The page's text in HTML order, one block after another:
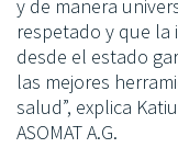
y de manera
respetado y que la
desde el estado
las mejores
salud”, explica
ASOMAT A.G.